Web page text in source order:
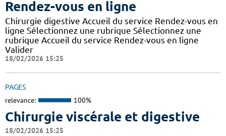
Rendez-vous en ligne
Chirurgie digestive Accueil du service Rendez-vous en
ligne Sélectionnez une rubrique Sélectionnez une
rubrique Accueil du service Rendez-vous en ligne
Valider
18/02/2026 15:25
PAGES
relevance: 100%
Chirurgie viscérale et digestive
18/02/2026 15:25